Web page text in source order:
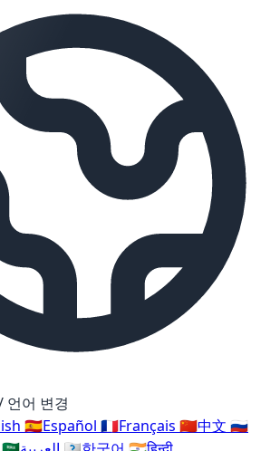
어 변경
🇪🇸Español 🇫🇷Français 🇨🇳中文 🇷🇺